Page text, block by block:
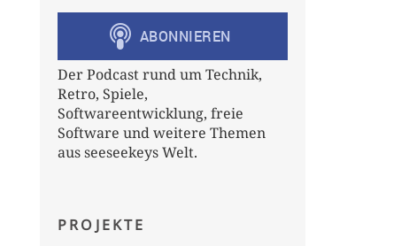
Der Podcast rund um Technik,
Retro, Spiele,
Softwareentwicklung, freie
Software und weitere Themen
aus seeseekeys Welt.
PROJEKTE